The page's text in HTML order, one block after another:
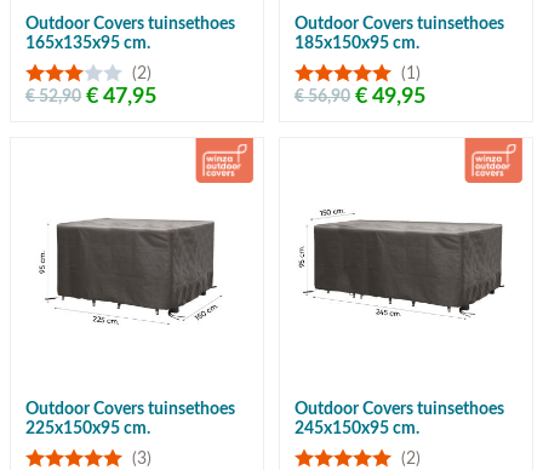
Outdoor Covers tuinsethoes
165x135x95 cm.
(2)
€ 47,95
€ 52,90
Outdoor Covers tuinsethoes
185x150x95 cm.
(1)
€ 49,95
€ 56,90
Outdoor Covers tuinsethoes
225x150x95 cm.
(3)
Outdoor Covers tuinsethoes
245x150x95 cm.
(2)